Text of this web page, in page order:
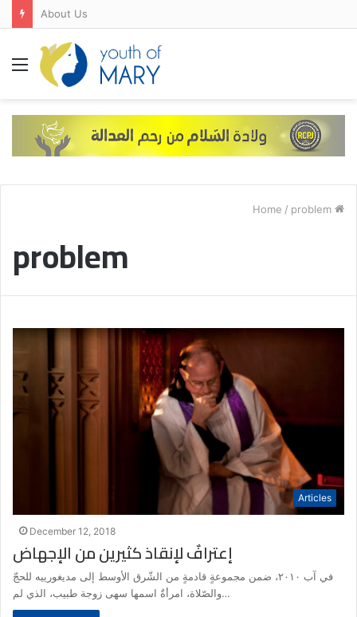
About Us
Menu
/ problem
problem
Articles
December 12, 2018
إعترافٌ لإنقاذ كثيرين من الإجهاض
في آب ٢٠١٠، ضمن مجموعةٍ قادمةٍ من الشّرق الأوسط إلى مديغورييه للحجّ
والصّلاة، امرأةٌ اسمها سهى زوجة طبيب، الذي لم…